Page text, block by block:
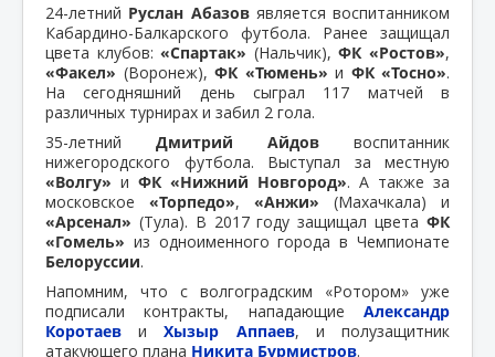
24-летний Руслан Абазовявляется воспитанником
Кабардино-Балкарского футбола. Ранее защищал
цвета клубов:«Спартак» (Нальчик),ФК «Ростов»,
«Факел» (Воронеж), ФК «Тюмень» и ФК «Тосно».
На сегодняшний день сыграл 117 матчей в
различных турнирах и забил 2 гола.
35-летний Дмитрий Айдов воспитанник
нижегородского футбола. Выступал за местную
«Волгу» и ФК «Нижний Новгород». А также за
московское «Торпедо», «Анжи» (Махачкала) и
«Арсенал» (Тула). В 2017 году защищал цвета ФК
«Гомель» из одноименного города в Чемпионате
Белоруссии.
Напомним, что с волгоградским «Ротором» уже
подписали контракты, нападающие Александр
Коротаев иХызыр Аппаев, и полузащитник
атакующего плана Никита Бурмистров.